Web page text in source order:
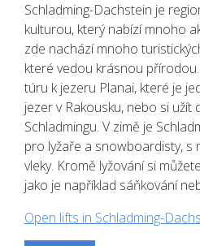
Schladming-Dachstein je
kulturou, který nabízí mnoho
zde nachází mnoho
které vedou krásnou
túru k jezeru Planai, které je
jezer v Rakousku, nebo si užít
Schladmingu. V zimě je
pro lyžaře a snowboardisty, s
vleky. Kromě lyžování si
jako je například sáňkování
Open lifts in Schladming-